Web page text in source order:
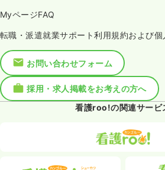
MyページFAQ
転職・派遣就業サポート利用規約および
お問い合わせフォーム
採用・求人掲載をお考えの方へ
看護roo!の関連サービ